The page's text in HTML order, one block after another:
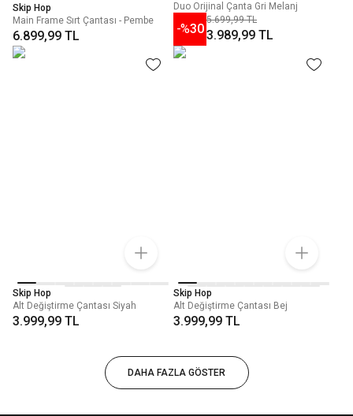
Skip Hop
Main Frame Sırt Çantası - Pembe
6.899,99 TL
Duo Orijinal Çanta Gri Melanj
-%30
5.699,99 TL
3.989,99 TL
Skip Hop
Alt Değiştirme Çantası Siyah
3.999,99 TL
Skip Hop
Alt Değiştirme Çantası Bej
3.999,99 TL
DAHA FAZLA GÖSTER